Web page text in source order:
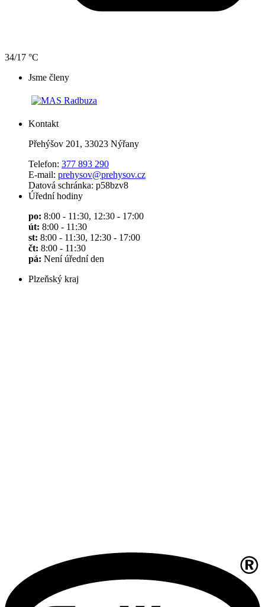
34/17 °C
Jsme členy
Kontakt
Přehýšov 201, 33023 Nýřany
Telefon: 377 893 290
E-mail: prehysov@prehysov.cz
Datová schránka: p58bzv8
Úřední hodiny
po: 8:00 - 11:30, 12:30 - 17:00
út: 8:00 - 11:30
st: 8:00 - 11:30, 12:30 - 17:00
čt: 8:00 - 11:30
pá: Není úřední den
Plzeňský kraj